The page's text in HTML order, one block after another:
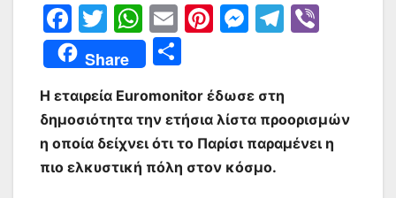
F
a
c
e
b
o
T
w
itt
er
W
h
at
s
A
p
E
m
ai
l
Pi
e
st
M
s
e
n
T
a
m
Share
ρ
α
σ
Η εταιρεία Euromonitor έδωσε στη
δημοσιότητα την ετήσια λίστα προορισμών
η οποία δείχνει ότι το Παρίσι παραμένει η
πιο ελκυστική πόλη στον κόσμο.